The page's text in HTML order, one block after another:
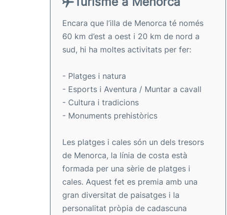
Encara que l’illa de Menorca té només
60 km d’est a oest i 20 km de nord a
sud, hi ha moltes activitats per fer:
- Platges i natura
- Esports i Aventura / Muntar a cavall
- Cultura i tradicions
- Monuments prehistòrics
Les platges i cales són un dels tresors
de Menorca, la línia de costa està
formada per una sèrie de platges i
cales. Aquest fet es premia amb una
gran diversitat de paisatges i la
personalitat pròpia de cadascuna